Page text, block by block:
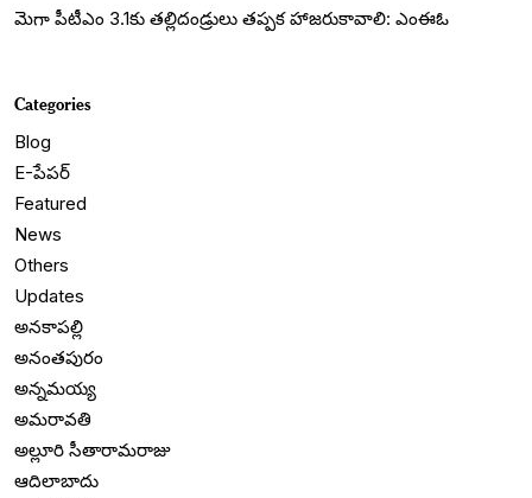
మెగా పీటీఎం 3.1కు తల్లిదండ్రులు తప్పక హాజరుకావాలి: ఎంఈఓ
Categories
Blog
E-పేపర్
Featured
News
Others
Updates
అనకాపల్లి
అనంతపురం
అన్నమయ్య
అమరావతి
అల్లూరి సీతారామరాజు
ఆదిలాబాదు